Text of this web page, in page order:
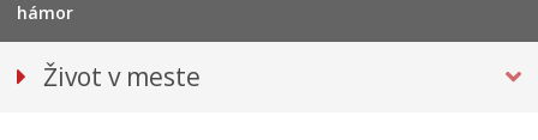
hámor
Život v meste